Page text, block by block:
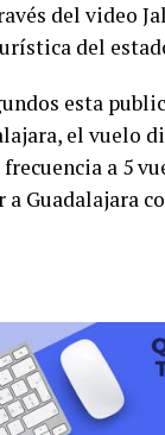
del video
del
esta
el vuelo
a 5
a Guadalajara